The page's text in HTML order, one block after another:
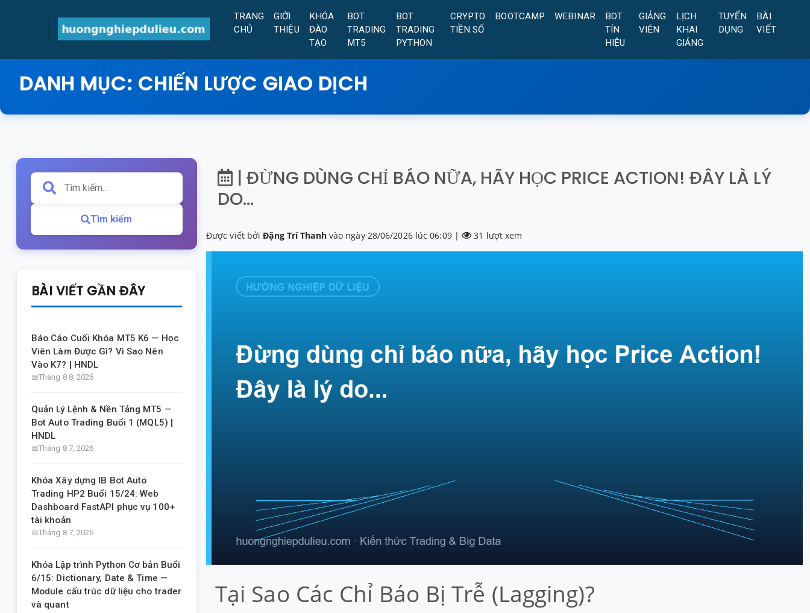
TRANG
CHỦ
GIỚI
THIỆU
KHÓA
ĐÀO
TẠO
BOT
TRADING
MT5
BOT
TRADING
PYTHON
CRYPTO
TIỀN SỐ
BOOTCAMP WEBINAR
BOT
TÍN
HIỆU
GIẢNG
VIÊN
LỊCH
KHAI
GIẢNG
TUYỂN
DỤNG
BÀI
VIẾT
DANH MỤC: CHIẾN LƯỢC GIAO DỊCH
Tìm kiếm
BÀI VIẾT GẦN ĐÂY
Báo Cáo Cuối Khóa MT5 K6 — Học
Viên Làm Được Gì? Vì Sao Nên
Vào K7? | HNDL
Tháng 8 8, 2026
Quản Lý Lệnh & Nền Tảng MT5 —
Bot Auto Trading Buổi 1 (MQL5) |
HNDL
Tháng 8 7, 2026
Khóa Xây dựng IB Bot Auto
Trading HP2 Buổi 15/24: Web
Dashboard FastAPI phục vụ 100+
tài khoản
Tháng 8 7, 2026
Khóa Lập trình Python Cơ bản Buổi
6/15: Dictionary, Date & Time —
Module cấu trúc dữ liệu cho trader
và quant
| ĐỪNG DÙNG CHỈ BÁO NỮA, HÃY HỌC PRICE ACTION! ĐÂY LÀ LÝ
DO…
Được viết bởiĐặng Trí Thanhvào ngày 28/06/2026 lúc 06:09 | 31 lượt xem
Tại Sao Các Chỉ Báo Bị Trễ (Lagging)?